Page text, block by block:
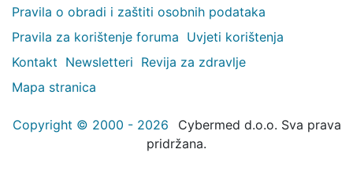
Pravila o obradi i zaštiti osobnih podataka
Pravila za korištenje foruma Uvjeti korištenja
Kontakt Newsletteri Revija za zdravlje
Mapa stranica
Copyright © 2000 - 2026
Cybermed d.o.o. Sva prava
pridržana.